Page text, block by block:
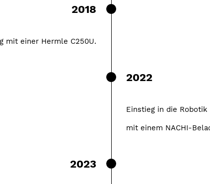
2018
mit einer Hermle C250U.
2022
Einstieg in die
mit einem NACHI-
2023